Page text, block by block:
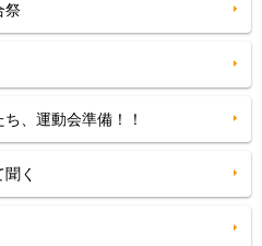
祭
、運動会準備！！
く